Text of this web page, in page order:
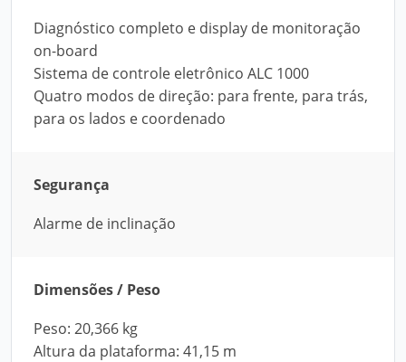
Diagnóstico completo e display de monitoração
on-board
Sistema de controle eletrônico ALC 1000
Quatro modos de direção: para frente, para trás,
para os lados e coordenado
Segurança
Alarme de inclinação
Dimensões / Peso
Peso: 20,366 kg
Altura da plataforma: 41,15 m